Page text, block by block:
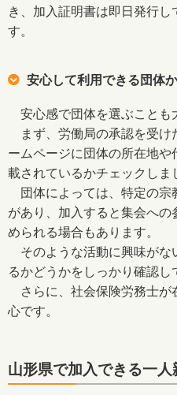
き、加入証明書は即日発行し
す。
安心して利用できる団体
安心感で団体を選ぶことも
まず、労働局の承認を受け
ームページに団体の所在地
載されているかチェックしま
団体によっては、特定の宗
があり、加入すると集会へ
められる場合もあります。
そのような活動に興味がな
るかどうかをしっかり確認し
さらに、社会保険労務士が
心です。
山形県で加入できる一